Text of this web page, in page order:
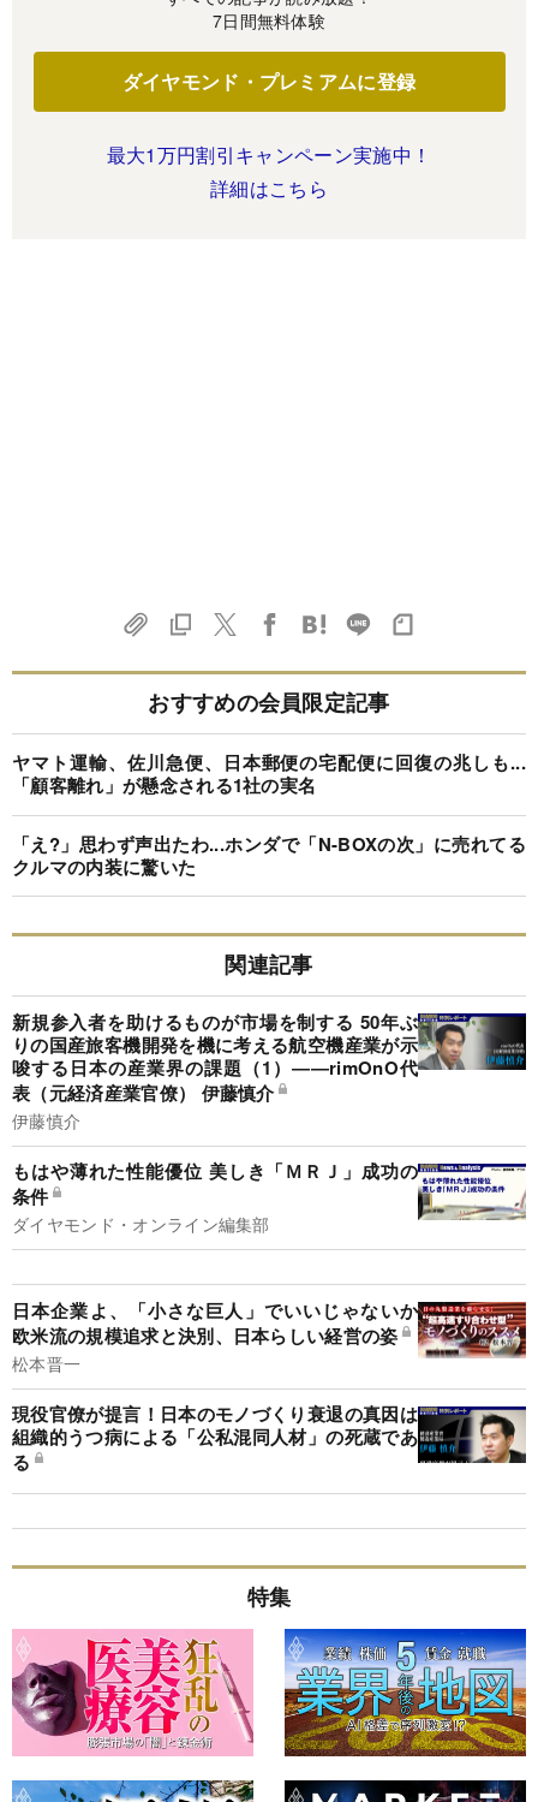
7日間無料体験
ダイヤモンド・プレミアムに登録
最大1万円割引キャンペーン実施中！
詳細はこちら
おすすめの会員限定記事
ヤマト運輸、佐川急便、日本郵便の宅配便に回復の兆しも...
「顧客離れ」が懸念される1社の実名
「え?」思わず声出たわ...ホンダで「N-BOXの次」に売れてる
クルマの内装に驚いた
関連記事
新規参入者を助けるものが市場を制する 50年ぶ
りの国産旅客機開発を機に考える航空機産業が示
唆する日本の産業界の課題（1）――rimOnO代
表（元経済産業官僚） 伊藤慎介
伊藤慎介
もはや薄れた性能優位 美しき「ＭＲＪ」成功の
条件
ダイヤモンド・オンライン編集部
日本企業よ、「小さな巨人」でいいじゃないか
欧米流の規模追求と決別、日本らしい経営の姿
松本晋一
現役官僚が提言！日本のモノづくり衰退の真因は
組織的うつ病による「公私混同人材」の死蔵であ
る
特集